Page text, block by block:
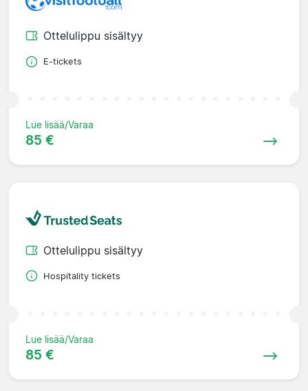
Ottelulippu sisältyy
E-tickets
Lue lisää/Varaa
85 €
Ottelulippu sisältyy
Hospitality tickets
Lue lisää/Varaa
85 €